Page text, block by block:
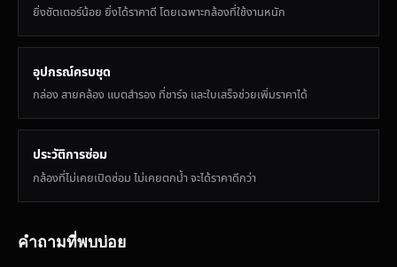
ยิ่งชัตเตอร์น้อย ยิ่งได้ราคาดี โดยเฉพาะกล้องที่ใช้งานหนัก
อุปกรณ์ครบชุด
กล่อง สายคล้อง แบตสำรอง ที่ชาร์จ และใบเสร็จช่วยเพิ่มราคาได้
ประวัติการซ่อม
กล้องที่ไม่เคยเปิดซ่อม ไม่เคยตกน้ำ จะได้ราคาดีกว่า
คำถามที่พบบ่อย